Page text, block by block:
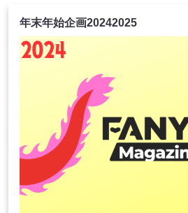
年末年始企画20242025